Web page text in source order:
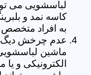
لباسشویی می
کاسه نمد و
به افراد
عدم چرخش دیگ
ماشین
الکترونیکی و